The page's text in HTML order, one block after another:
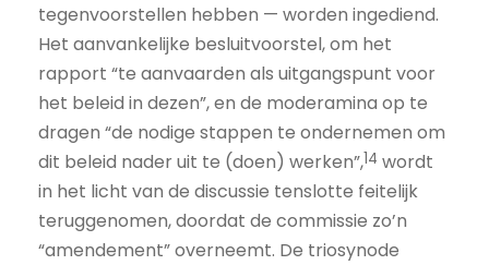
tegenvoorstellen hebben — worden ingediend.
Het aanvankelijke besluit­voorstel, om het
rapport “te aanvaarden als uitgangspunt voor
het beleid in dezen”, en de moderamina op te
dragen “de nodige stappen te ondernemen om
dit beleid nader uit te (doen) werken”,14 wordt
in het licht van de discussie tenslotte feitelijk
teruggenomen, doordat de commissie zo’n
“amendement” overneemt. De triosynode